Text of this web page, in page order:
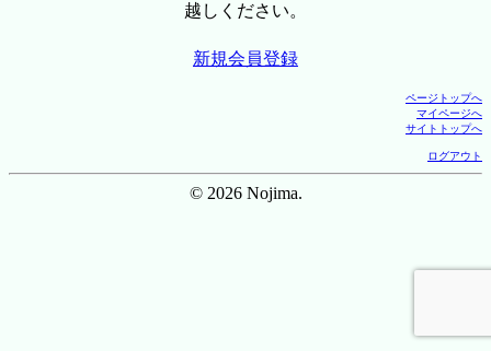
越しください。
新規会員登録
ページトップへ
マイページへ
サイトトップへ
ログアウト
© 2026 Nojima.